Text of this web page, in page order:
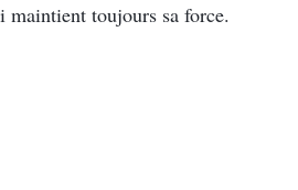
toujours sa force.